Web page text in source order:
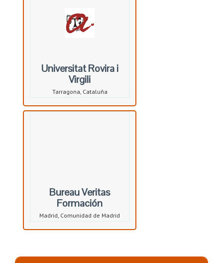
Universitat Rovira i
Virgili
Tarragona, Cataluña
Bureau Veritas
Formación
Madrid, Comunidad de Madrid